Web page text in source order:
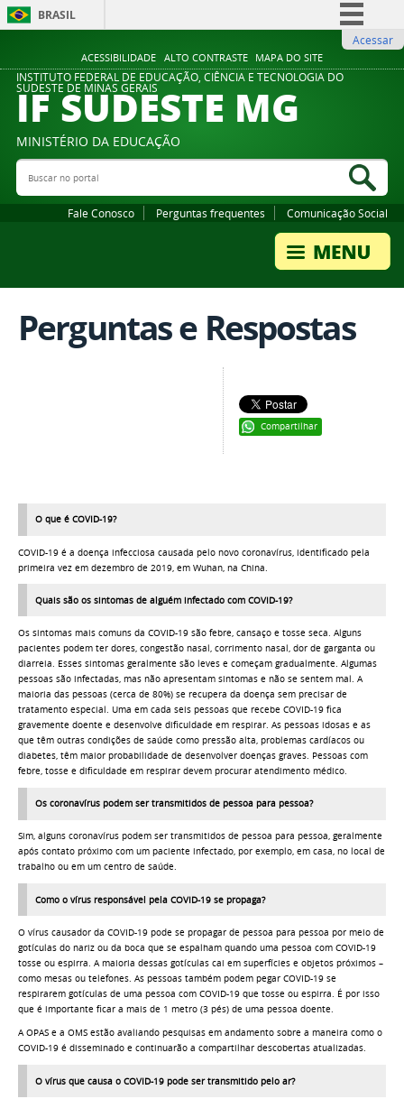
ACESSIBILIDADE ALTO CONTRASTE MAPA DO SITE
BRASIL
Comunica BR
Participe
Legislação
Acessar
INSTITUTO FEDERAL DE EDUCAÇÃO, CIÊNCIA E TECNOLOGIA DO
SUDESTE DE MINAS GERAIS
IF SUDESTE MG
MINISTÉRIO DA EDUCAÇÃO
Buscar no portal
Fale Conosco Perguntas frequentes Comunicação Social
Perguntas e Respostas
Compartilhar
O que é COVID-19?
COVID-19 é a doença infecciosa causada pelo novo coronavírus, identificado pela
primeira vez em dezembro de 2019, em Wuhan, na China.
Quais são os sintomas de alguém infectado com COVID-19?
Os sintomas mais comuns da COVID-19 são febre, cansaço e tosse seca. Alguns
pacientes podem ter dores, congestão nasal, corrimento nasal, dor de garganta ou
diarreia. Esses sintomas geralmente são leves e começam gradualmente. Algumas
pessoas são infectadas, mas não apresentam sintomas e não se sentem mal. A
maioria das pessoas (cerca de 80%) se recupera da doença sem precisar de
tratamento especial. Uma em cada seis pessoas que recebe COVID-19 fica
gravemente doente e desenvolve dificuldade em respirar. As pessoas idosas e as
que têm outras condições de saúde como pressão alta, problemas cardíacos ou
diabetes, têm maior probabilidade de desenvolver doenças graves. Pessoas com
febre, tosse e dificuldade em respirar devem procurar atendimento médico.
Os coronavírus podem ser transmitidos de pessoa para pessoa?
Sim, alguns coronavírus podem ser transmitidos de pessoa para pessoa, geralmente
após contato próximo com um paciente infectado, por exemplo, em casa, no local de
trabalho ou em um centro de saúde.
Como o vírus responsável pela COVID-19 se propaga?
O vírus causador da COVID-19 pode se propagar de pessoa para pessoa por meio de
gotículas do nariz ou da boca que se espalham quando uma pessoa com COVID-19
tosse ou espirra. A maioria dessas gotículas cai em superfícies e objetos próximos –
como mesas ou telefones. As pessoas também podem pegar COVID-19 se
respirarem gotículas de uma pessoa com COVID-19 que tosse ou espirra. É por isso
que é importante ficar a mais de 1 metro (3 pés) de uma pessoa doente.
A OPAS e a OMS estão avaliando pesquisas em andamento sobre a maneira como o
COVID-19 é disseminado e continuarão a compartilhar descobertas atualizadas.
O vírus que causa o COVID-19 pode ser transmitido pelo ar?